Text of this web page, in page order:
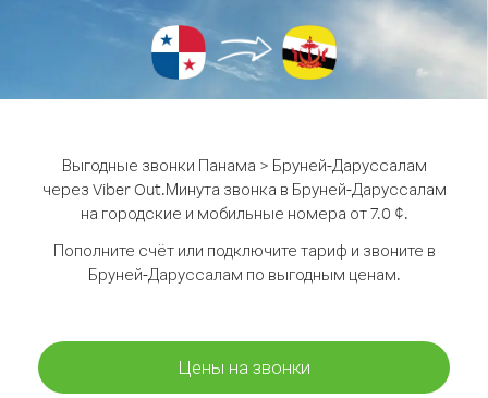
Выгодные звонки Панама > Бруней-Даруссалам
через Viber Out.Минута звонка в Бруней-Даруссалам
на городские и мобильные номера от 7.0 ¢.
Пополните счёт или подключите тариф и звоните в
Бруней-Даруссалам по выгодным ценам.
Цены на звонки